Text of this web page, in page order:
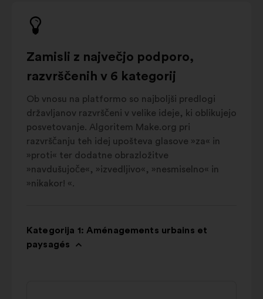
Zamisli z največjo podporo,
razvrščenih v 6 kategorij
Ob vnosu na platformo so najboljši predlogi
državljanov razvrščeni v velike ideje, ki oblikujejo
posvetovanje. Algoritem Make.org pri
razvrščanju teh idej upošteva glasove »za« in
»proti« ter dodatne obrazložitve
»navdušujoče«, »izvedljivo«, »nesmiselno« in
»nikakor! «.
Kategorija 1: Aménagements urbains et
paysagés